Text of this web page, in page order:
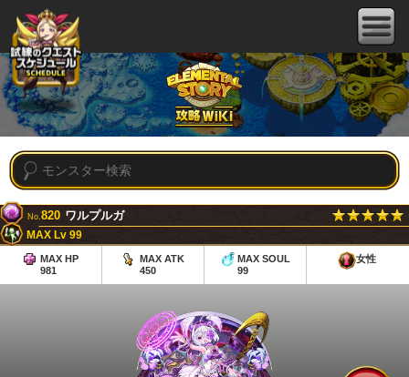
No.820 ワルプルガ
MAX Lv 99
MAX HP
981
MAX ATK
450
MAX SOUL
99
女性